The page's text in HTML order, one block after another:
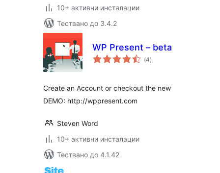
10+ активни инсталации
Тествано до 3.4.2
WP Present – beta
(4общо
оценки
)
Create an Account or checkout the new
DEMO: http://wppresent.com
Steven Word
10+ активни инсталации
Тествано до 4.1.42